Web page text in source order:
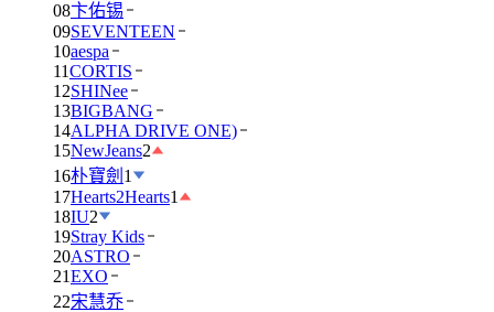
08卞佑锡
09SEVENTEEN
10aespa
11CORTIS
12SHINee
13BIGBANG
14ALPHA DRIVE ONE)
15NewJeans2
16朴寶劍 1
17Hearts2Hearts1
18IU2
19Stray Kids
20ASTRO
21EXO
22宋慧乔